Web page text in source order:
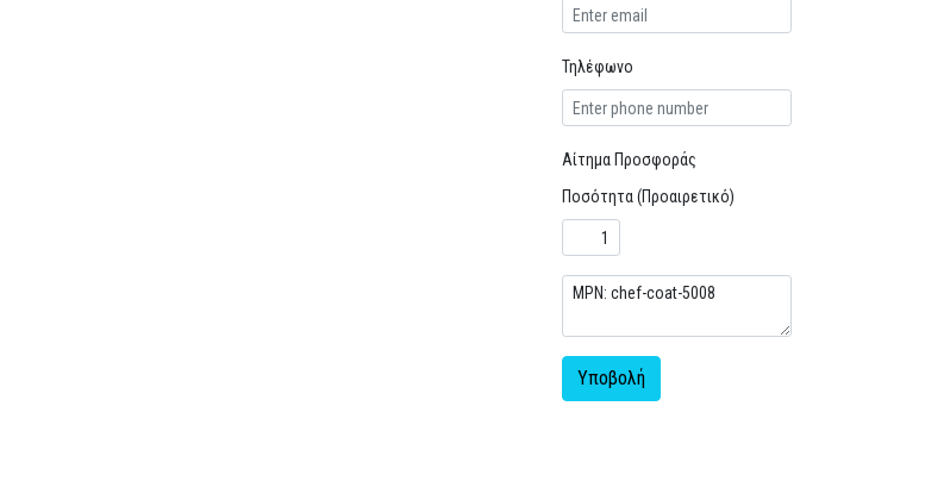
Τηλέφωνο
Αίτημα Προσφοράς
Ποσότητα (Προαιρετικό)
Υποβολή